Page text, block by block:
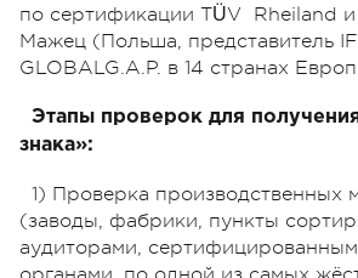
по сертификации TÜV Rheiland
Мажец (Польша, представитель
GLOBALG.A.P. в 14 странах
Этапы проверок для
знака»:
1) Проверка производственных
(заводы, фабрики, пункты
аудиторами,